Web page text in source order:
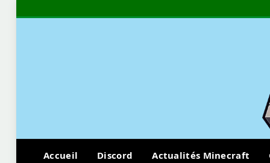
Accueil Discord Actualités Minecraft